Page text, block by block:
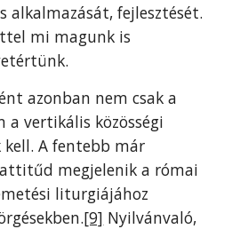
alkalmazását, fejlesztését.
mi magunk is
azonban nem csak a
a vertikális közösségi
kell. A fentebb már
megjelenik a római
liturgiájához
[9] Nyilvánvaló,